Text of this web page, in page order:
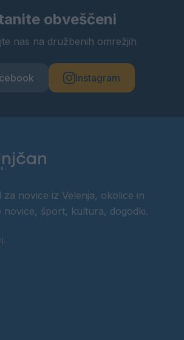
obveščeni
nas na družbenih omrežjih
Instagram
novice iz Velenja, okolice in
novice, šport, kultura, dogodki.